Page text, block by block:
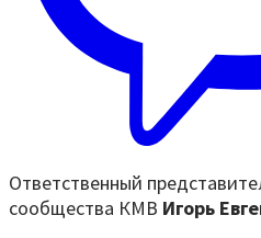
Ответственный
сообщества КМВ Игорь